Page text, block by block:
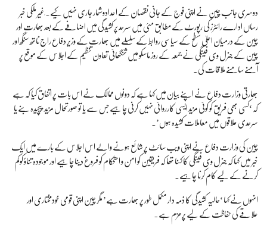
دوسری جانب چین نے اپنی فوج کے جانی نقصان کے اعدادوشمار جاری نہیں کیے۔ ٖغیر ملکی خبر
رساں ادارے رائٹرز کی رپورٹ کے مطابق مئی میں سرحد پر کشیدگی میں اضافے کے بعد بھارت اور
چین کے درمیان اعلیٰ سطح کے سیاسی روابط کے سلسلے میں بھارت کے وزیر دفاع راج ناتھ سنگھ اور
چین کے جنرل وی فینگی نے جمعہ کے روز ماسکو میں شنگھائی تعاون تنظیم کے اجلاس کے موقع پر
آمنے سامنے ملاقات کی۔
بھارتی وزارت دفاع نے اپنے بیان میں کہا ہے کہ دونوں ممالک نے اس بات پر اتفاق کیا کہ ہے
کہ ‘کسی بھی فریق کو کوئی مزید ایسی کارروائی نہیں کرنی چاہیے جس سے یا تو صورتحال مزید پیچیدہ بنے یا
سرحدی علاقوں میں معاملات کشیدہ ہوں’۔
چین کی وزارت دفاع نے اپنی ویب سائٹ پر شائع ہونے والے اس اجلاس کے بارے میں ایک
خبر میں کہا کہ جنرل وی فینگی کا کہنا تھا کہ فریقین کو امن و استحکام کو فروغ دینا چاہیے اور موجودہ تناؤ کو کم
کرنے کے لیے کام کرنا چاہیے۔
انہوں نے کہا ‘حالیہ کشیدگی کا ذمہ دار مکمل طور پر بھارت ہے’ مگر چین اپنی قومی خودمختاری اور
علاقے کی حفاظت کے لیے پرعزم ہے۔